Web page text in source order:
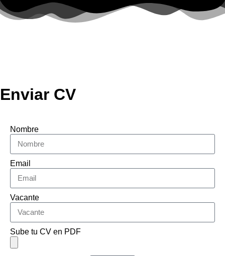
Enviar CV
Nombre
Email
Vacante
Sube tu CV en PDF